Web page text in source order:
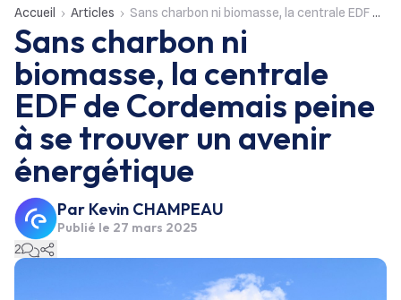
Accueil Articles Sans charbon ni biomasse, la centrale EDF de Cordemais peine à se trouver un avenir énergétique
Sans charbon ni
biomasse, la centrale
EDF de Cordemais peine
à se trouver un avenir
énergétique
Par Kevin CHAMPEAU
Publié le 27 mars 2025
2